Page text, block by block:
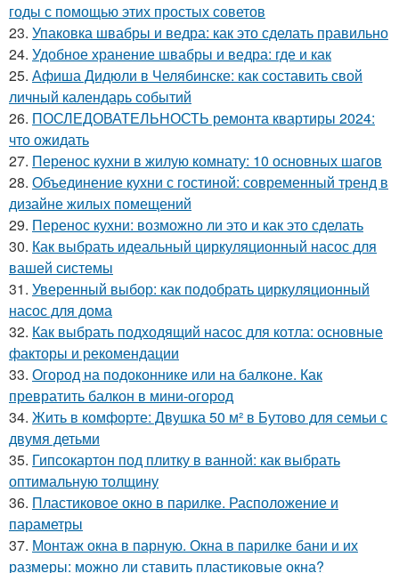
годы с помощью этих простых советов
23. Упаковка швабры и ведра: как это сделать правильно
24. Удобное хранение швабры и ведра: где и как
25. Афиша Дидюли в Челябинске: как составить свой
личный календарь событий
26. ПОСЛЕДОВАТЕЛЬНОСТЬ ремонта квартиры 2024:
что ожидать
27. Перенос кухни в жилую комнату: 10 основных шагов
28. Объединение кухни с гостиной: современный тренд в
дизайне жилых помещений
29. Перенос кухни: возможно ли это и как это сделать
30. Как выбрать идеальный циркуляционный насос для
вашей системы
31. Уверенный выбор: как подобрать циркуляционный
насос для дома
32. Как выбрать подходящий насос для котла: основные
факторы и рекомендации
33. Огород на подоконнике или на балконе. Как
превратить балкон в мини-огород
34. Жить в комфорте: Двушка 50 м² в Бутово для семьи с
двумя детьми
35. Гипсокартон под плитку в ванной: как выбрать
оптимальную толщину
36. Пластиковое окно в парилке. Расположение и
параметры
37. Монтаж окна в парную. Окна в парилке бани и их
размеры: можно ли ставить пластиковые окна?